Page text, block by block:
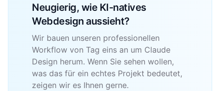
Neugierig, wie KI-natives
Webdesign aussieht?
Wir bauen unseren professionellen
Workflow von Tag eins an um Claude
Design herum. Wenn Sie sehen wollen,
was das für ein echtes Projekt bedeutet,
zeigen wir es Ihnen gerne.